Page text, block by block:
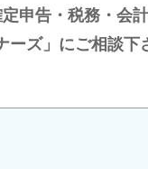
申告・税務・会
ズ」にご相談下